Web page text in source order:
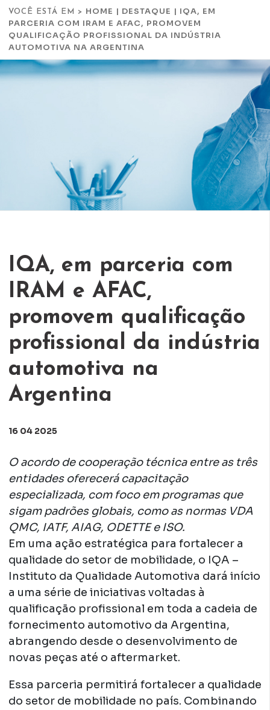
VOCÊ ESTÁ EM > HOME | DESTAQUE | IQA, EM
PARCERIA COM IRAM E AFAC, PROMOVEM
QUALIFICAÇÃO PROFISSIONAL DA INDÚSTRIA
AUTOMOTIVA NA ARGENTINA
IQA, em parceria com
IRAM e AFAC,
promovem qualificação
profissional da indústria
automotiva na
Argentina
16 04 2025
O acordo de cooperação técnica entre as três
entidades oferecerá capacitação
especializada, com foco em programas que
sigam padrões globais, como as normas VDA
QMC, IATF, AIAG, ODETTE e ISO.
Em uma ação estratégica para fortalecer a
qualidade do setor de mobilidade, o IQA –
Instituto da Qualidade Automotiva dará início
a uma série de iniciativas voltadas à
qualificação profissional em toda a cadeia de
fornecimento automotivo da Argentina,
abrangendo desde o desenvolvimento de
novas peças até o aftermarket.
Essa parceria permitirá fortalecer a qualidade
do setor de mobilidade no país. Combinando